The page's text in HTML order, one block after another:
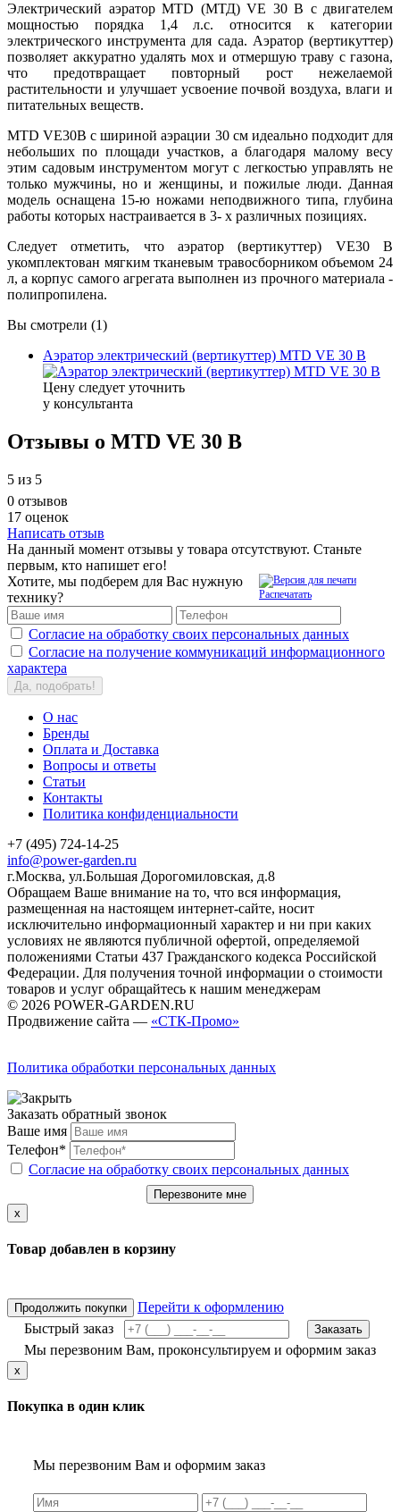
Электрический аэратор MTD (МТД) VE 30 B с двигателем
мощностью порядка 1,4 л.с. относится к категории
электрического инструмента для сада. Аэратор (вертикуттер)
позволяет аккуратно удалять мох и отмершую траву с газона,
что предотвращает повторный рост нежелаемой
растительности и улучшает усвоение почвой воздуха, влаги и
питательных веществ.
MTD VE30B с шириной аэрации 30 см идеально подходит для
небольших по площади участков, а благодаря малому весу
этим садовым инструментом могут с легкостью управлять не
только мужчины, но и женщины, и пожилые люди. Данная
модель оснащена 15-ю ножами неподвижного типа, глубина
работы которых настраивается в 3- х различных позициях.
Следует отметить, что аэратор (вертикуттер) VE30 B
укомплектован мягким тканевым травосборником объемом 24
л, а корпус самого агрегата выполнен из прочного материала -
полипропилена.
Вы смотрели (1)
Аэратор электрический (вертикуттер) MTD VE 30 B
Цену следует уточнить
у консультанта
Отзывы о MTD VE 30 B
5 из 5
0 отзывов
17 оценок
Написать отзыв
На данный момент отзывы у товара отсутствуют. Станьте
первым, кто напишет его!
Распечатать
Хотите, мы подберем для Вас нужную
технику?
Согласие на обработку своих персональных данных
Согласие на получение коммуникаций информационного
характера
Да, подобрать!
О нас
Бренды
Оплата и Доставка
Вопросы и ответы
Статьи
Контакты
Политика конфиденциальности
+7 (495) 724-14-25
info@power-garden.ru
г.Москва, ул.Большая Дорогомиловская, д.8
Обращаем Ваше внимание на то, что вся информация,
размещенная на настоящем интернет-сайте, носит
исключительно информационный характер и ни при каких
условиях не являются публичной офертой, определяемой
положениями Статьи 437 Гражданского кодекса Российской
Федерации. Для получения точной информации о стоимости
товаров и услуг обращайтесь к нашим менеджерам
© 2026 POWER-GARDEN.RU
Продвижение сайта — «СТК-Промо»
Политика обработки персональных данных
Заказать обратный звонок
Ваше имя
Телефон*
Согласие на обработку своих персональных данных
Перезвоните мне
x
Товар добавлен в корзину
Продолжить покупки
Перейти к оформлению
Быстрый заказ
Заказать
Мы перезвоним Вам, проконсультируем и оформим заказ
x
Покупка в один клик
Мы перезвоним Вам и оформим заказ